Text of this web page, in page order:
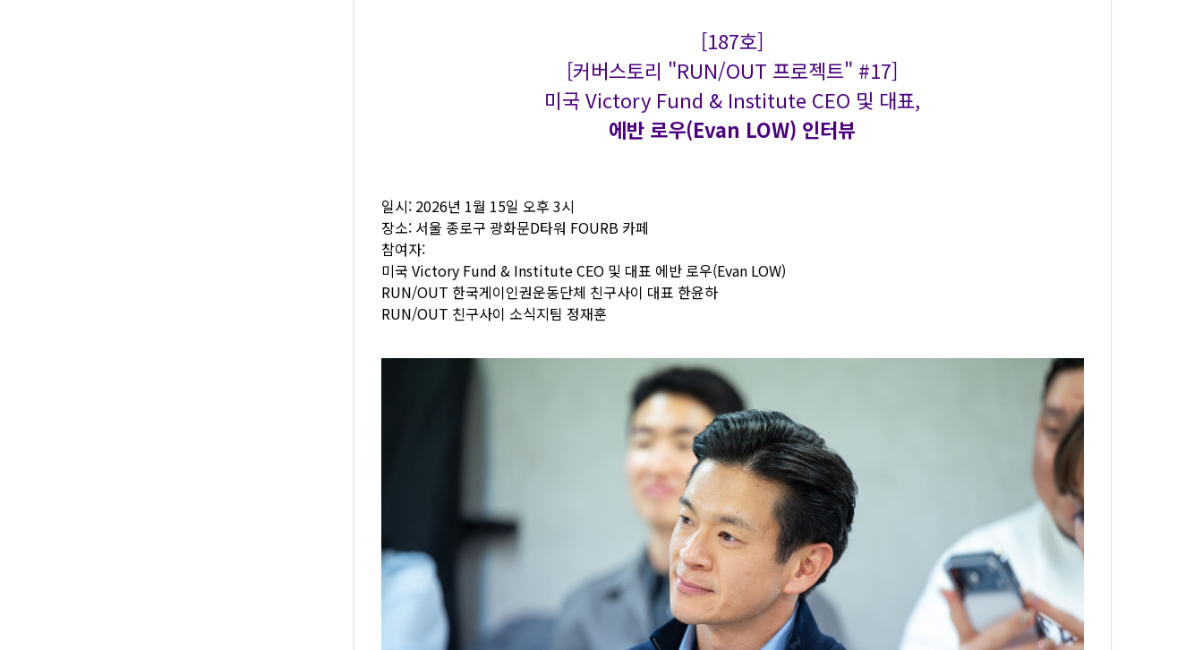
[187호]
[커버스토리 "RUN/OUT 프로젝트" #17]
미국 Victory Fund & Institute CEO 및 대표,
에반 로우(Evan LOW) 인터뷰
일시: 2026년 1월 15일 오후 3시
장소: 서울 종로구 광화문D타워 FOURB 카페
참여자:
미국 Victory Fund & Institute CEO 및 대표 에반 로우(Evan LOW)
RUN/OUT 한국게이인권운동단체 친구사이 대표 한윤하
RUN/OUT 친구사이 소식지팀 정재훈